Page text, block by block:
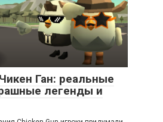
Ган: реальные
легенды и